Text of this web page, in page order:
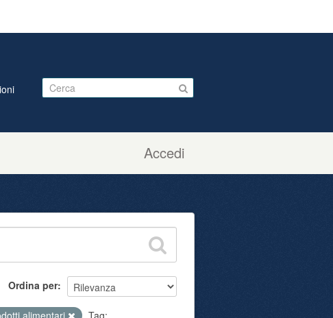
Accedi
Ordina per
alimentari
Tag: